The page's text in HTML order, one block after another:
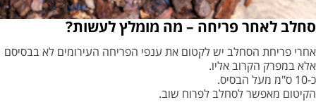
סחלב לאחר פריחה – מה מומלץ לעשות?
אחרי פריחת הסחלב יש לקטום את ענפי הפריחה העירומים לא בבסיסם
אלא במפרק הקרוב אליו.
כ-10 ס"מ מעל הבסיס.
הקיטום מאפשר לסחלב לפרוח שוב.